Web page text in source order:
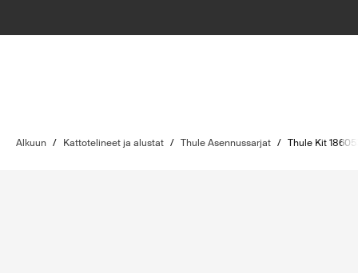
Alkuun / Kattotelineet ja alustat / Thule Asennussarjat / Thule Kit